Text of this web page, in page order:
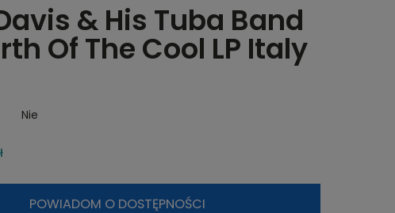
& His Tuba Band
Of The Cool LP Italy
Nie
POWIADOM O DOSTĘPNOŚCI